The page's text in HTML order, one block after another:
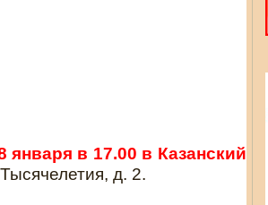
в 17.00 в Казанский
д. 2.